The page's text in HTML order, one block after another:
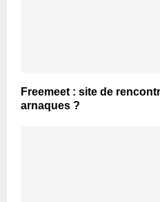
Freemeet : site de
arnaques ?